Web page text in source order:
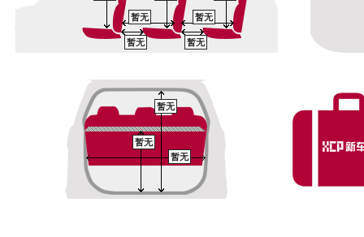
暂无
暂无 暂无
暂无
暂无
暂无
暂无